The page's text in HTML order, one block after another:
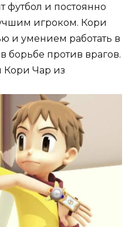
футбол и постоянно
игроком. Кори
и умением работать в
борьбе против врагов.
Кори Чар из